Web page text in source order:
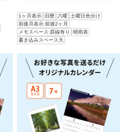
1ヶ月表示 旧暦 六曜
土曜日色分け
前後月表示:前後2ヶ月
メモスペース:罫線有り
晴雨表
書き込みスペース大